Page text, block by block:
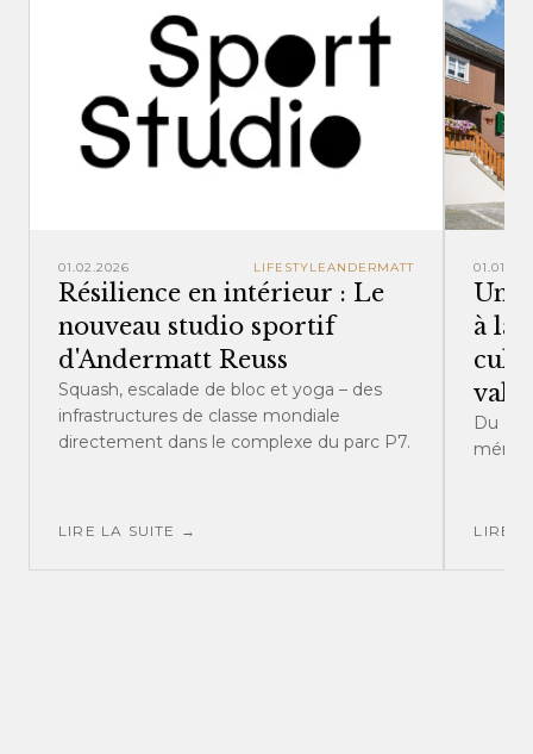
01.02.2026 LIFESTYLEANDERMATT
Résilience en intérieur : Le
nouveau studio sportif
d'Andermatt Reuss
Squash, escalade de bloc et yoga – des
infrastructures de classe mondiale
directement dans le complexe du parc P7.
LIRE LA SUITE →
Un
à la
Du
LIRE